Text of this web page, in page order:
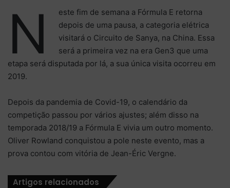
N
este fim de semana a Fórmula E retorna
depois de uma pausa, a categoria elétrica
visitará o Circuito de Sanya, na China. Essa
será a primeira vez na era Gen3 que uma
etapa será disputada por lá, a sua única visita ocorreu em
2019.
Depois da pandemia de Covid-19, o calendário da
competição passou por vários ajustes; além disso na
temporada 2018/19 a Fórmula E vivia um outro momento.
Oliver Rowland conquistou a pole neste evento, mas a
prova contou com vitória de Jean-Éric Vergne.
Artigos relacionados